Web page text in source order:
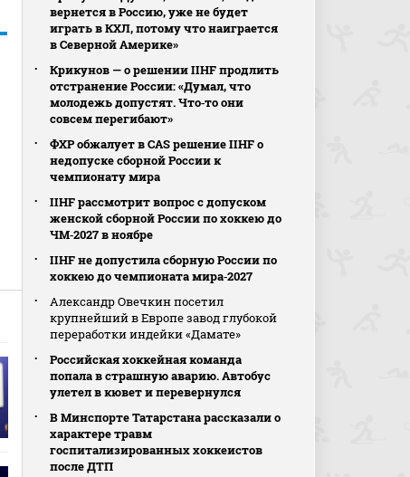
вернется в Россию, уже не будет
играть в КХЛ, потому что наиграется
в Северной Америке»
Крикунов — о решении IIHF продлить
отстранение России: «Думал, что
молодежь допустят. Что‑то они
совсем перегибают»
ФХР обжалует в CAS решение IIHF о
недопуске сборной России к
чемпионату мира
IIHF рассмотрит вопрос с допуском
женской сборной России по хоккею до
ЧМ‑2027 в ноябре
IIHF не допустила сборную России по
хоккею до чемпионата мира‑2027
Александр Овечкин посетил
крупнейший в Европе завод глубокой
переработки индейки «Дамате»
Российская хоккейная команда
попала в страшную аварию. Автобус
улетел в кювет и перевернулся
В Минспорте Татарстана рассказали о
характере травм
госпитализированных хоккеистов
после ДТП